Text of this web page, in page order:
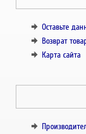
Оставьте
Возврат
Карта сайта